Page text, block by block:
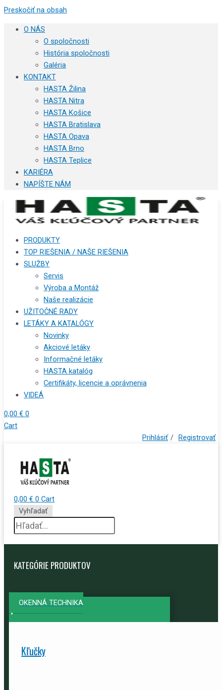
Preskočiť na obsah
O NÁS
O spoločnosti
História spoločnosti
Galéria
KONTAKT
HASTA Žilina
HASTA Nitra
HASTA Košice
HASTA Bratislava
HASTA Opava
HASTA Brno
HASTA Teplice
KARIÉRA
NAPÍŠTE NÁM
PRODUKTY
TOP RIEŠENIA / NAŠE RIEŠENIA
SLUŽBY
Servis
Výroba a Montáž
Naše realizácie
UŽITOČNÉ RADY
LETÁKY A KATALÓGY
Novinky
Akciové letáky
Informačné letáky
HASTA katalóg
Certifikáty, licencie a oprávnenia
VIDEÁ
0,00 € 0
Cart
Prihlásiť / Registrovať
0,00 € 0 Cart
Vyhľadať
KATEGÓRIE PRODUKTOV
OKENNÁ TECHNIKA
Kľučky